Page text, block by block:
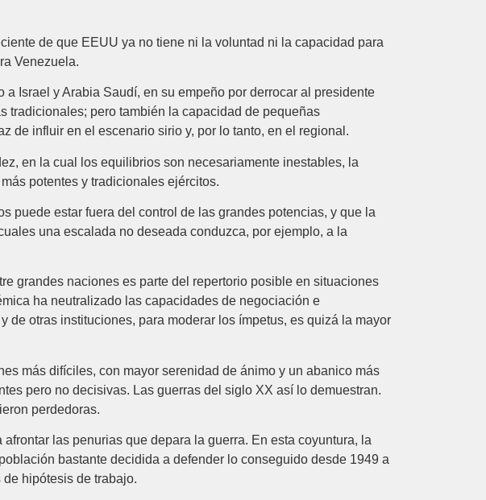
de que EEUU ya no tiene ni la voluntad ni la capacidad para
Venezuela.
Israel y Arabia Saudí, en su empeño por derrocar al presidente
tradicionales; pero también la capacidad de pequeñas
de influir en el escenario sirio y, por lo tanto, en el regional.
en la cual los equilibrios son necesariamente inestables, la
potentes y tradicionales ejércitos.
puede estar fuera del control de las grandes potencias, y que la
una escalada no deseada conduzca, por ejemplo, a la
grandes naciones es parte del repertorio posible en situaciones
ha neutralizado las capacidades de negociación e
otras instituciones, para moderar los ímpetus, es quizá la mayor
más difíciles, con mayor serenidad de ánimo y un abanico más
pero no decisivas. Las guerras del siglo XX así lo demuestran.
perdedoras.
las penurias que depara la guerra. En esta coyuntura, la
bastante decidida a defender lo conseguido desde 1949 a
hipótesis de trabajo.